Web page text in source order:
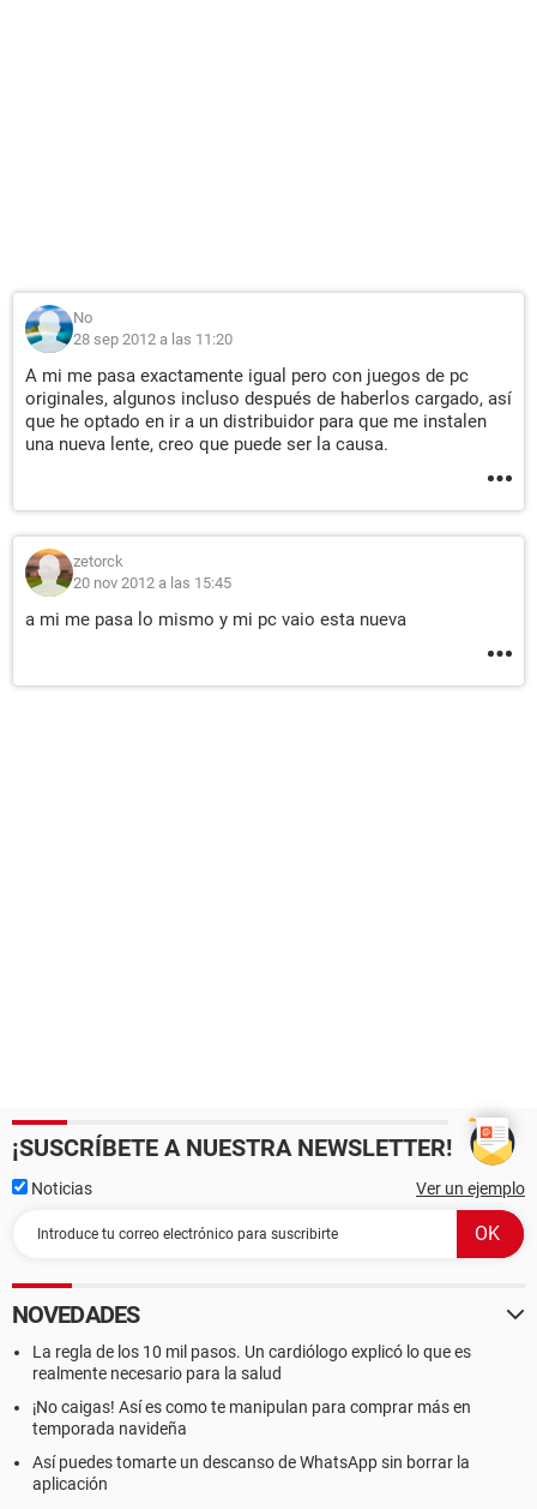
No
28 sep 2012 a las 11:20
A mi me pasa exactamente igual pero con juegos de pc
originales, algunos incluso después de haberlos cargado, así
que he optado en ir a un distribuidor para que me instalen
una nueva lente, creo que puede ser la causa.
zetorck
20 nov 2012 a las 15:45
a mi me pasa lo mismo y mi pc vaio esta nueva
¡SUSCRÍBETE A NUESTRA NEWSLETTER!
Noticias Ver un ejemplo
NOVEDADES
La regla de los 10 mil pasos. Un cardiólogo explicó lo que es
realmente necesario para la salud
¡No caigas! Así es como te manipulan para comprar más en
temporada navideña
Así puedes tomarte un descanso de WhatsApp sin borrar la
aplicación